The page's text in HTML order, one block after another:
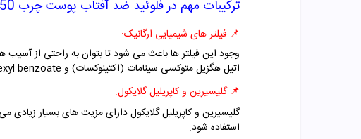
ترکیبات مهم درفلوئید ضد آفتاب پوست چرب SPF50 بیزانس
📌 فیلتر های شیمیایی ارگانیک:
اتیل هگزیل متوکسی سینامات (اکتینوکسات) و Diethylamino hydroxybenzoyl hexyl benzoate یا DHHB اشاره کرد.
📌گلیسیرین و کاپریلیل گلایکول:
گلیسیرین و کاپریلیل گلایکول دارای مزیت های بسیار زیادی
استفاده شود.